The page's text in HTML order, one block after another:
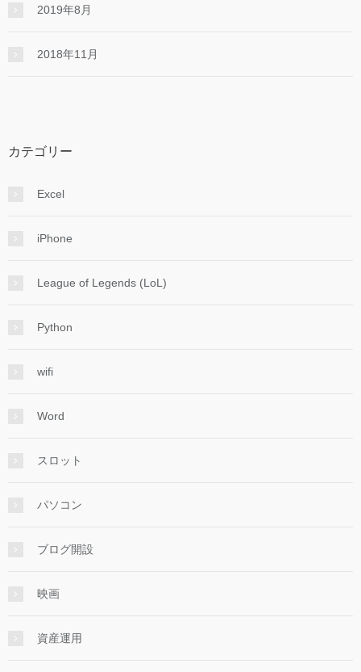
2019年8月
2018年11月
カテゴリー
Excel
iPhone
League of Legends (LoL)
Python
wifi
Word
スロット
パソコン
ブログ開設
映画
資産運用